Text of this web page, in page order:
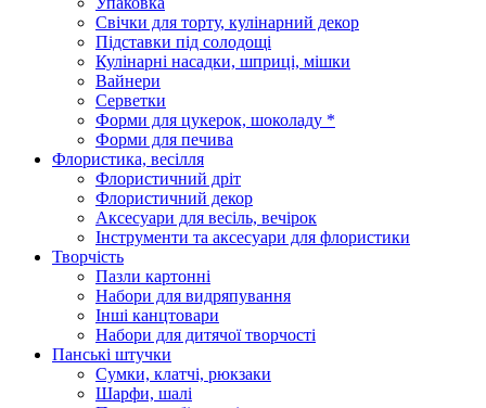
Свічки для торту, кулінарний декор
Підставки під солодощі
Кулінарні насадки, шприці, мішки
Вайнери
Серветки
Форми для цукерок, шоколаду *
Форми для печива
Флористика, весілля
Флористичний дріт
Флористичний декор
Аксесуари для весіль, вечірок
Інструменти та аксесуари для флористики
Творчість
Пазли картонні
Набори для видряпування
Інші канцтовари
Набори для дитячої творчості
Панські штучки
Сумки, клатчі, рюкзаки
Шарфи, шалі